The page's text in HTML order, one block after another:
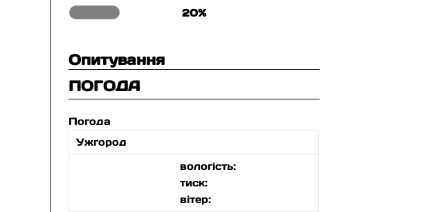
20%
Опитування
ПОГОДА
Погода
Ужгород
вологість:
тиск:
вітер: